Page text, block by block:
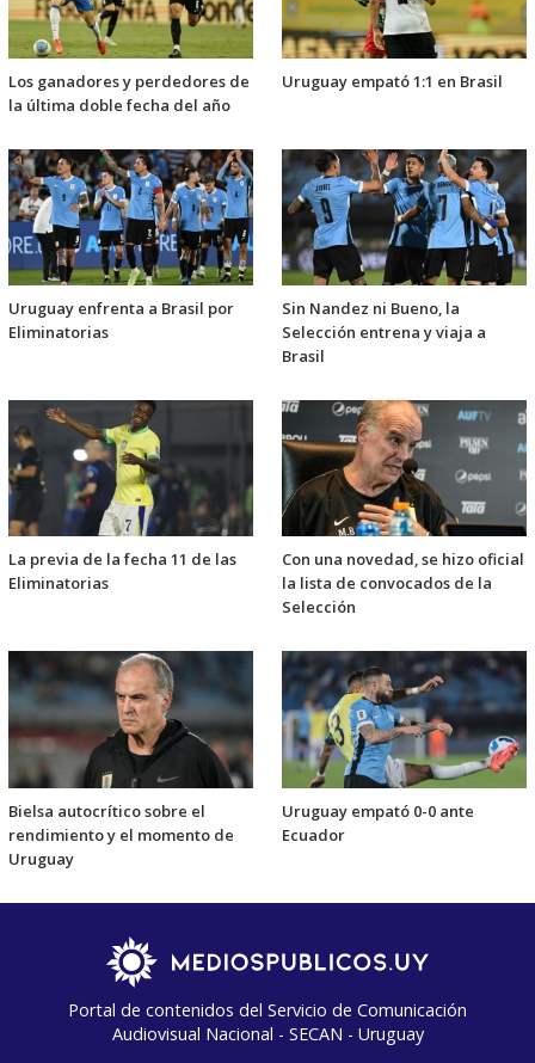
Los ganadores y perdedores de
la última doble fecha del año
Uruguay empató 1:1 en Brasil
Uruguay enfrenta a Brasil por
Eliminatorias
Sin Nandez ni Bueno, la
Selección entrena y viaja a
Brasil
La previa de la fecha 11 de las
Eliminatorias
Con una novedad, se hizo oficial
la lista de convocados de la
Selección
Bielsa autocrítico sobre el
rendimiento y el momento de
Uruguay
Uruguay empató 0-0 ante
Ecuador
Portal de contenidos del Servicio de Comunicación
Audiovisual Nacional - SECAN - Uruguay